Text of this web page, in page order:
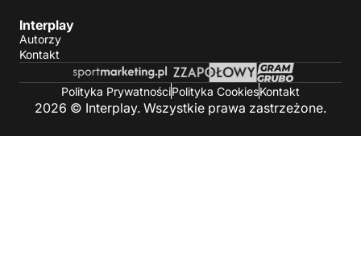
Interplay
Autorzy
Kontakt
Polityka PrywatnościPolityka CookiesKontakt
2026 © Interplay. Wszystkie prawa zastrzeżone.